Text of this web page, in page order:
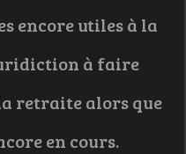
encore utiles à la
à faire
retraite alors que
en cours.